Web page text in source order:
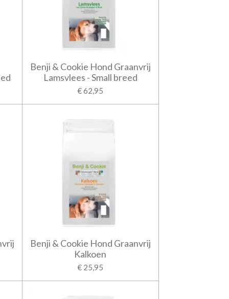
Benji & Cookie Hond Graanvrij
Lamsvlees - Small breed
€ 62,95
Benji & Cookie Hond Graanvrij
Kalkoen
€ 25,95